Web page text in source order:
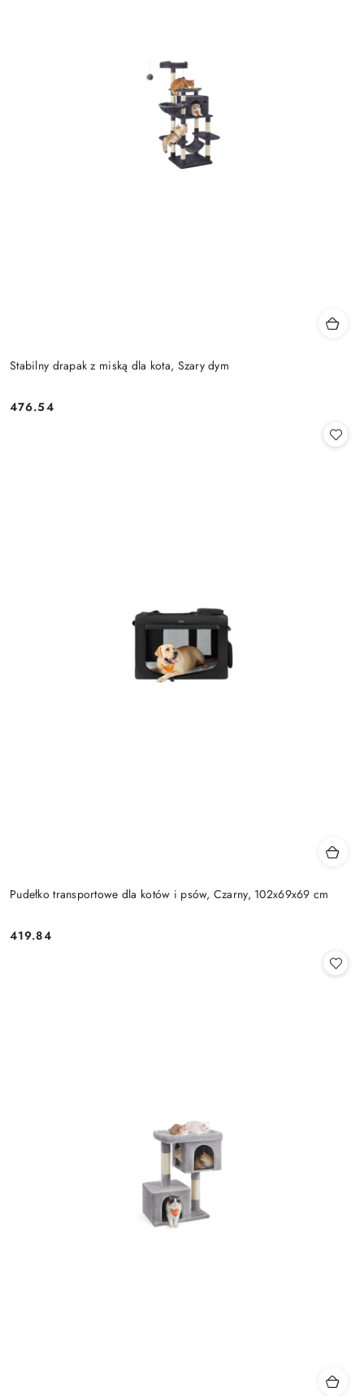
Stabilny drapak z miską dla kota, Szary dym
Cena:
476.54
Pudełko transportowe dla kotów i psów, Czarny, 102x69x69 cm
Cena:
419.84